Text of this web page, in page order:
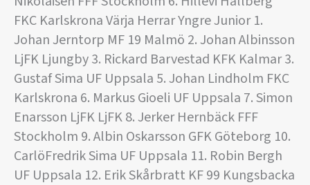
FKC Karlskrona Värja Herrar Yngre Junior 1.
Johan Jerntorp MF 19 Malmö 2. Johan Albinsson
LjFK Ljungby 3. Rickard Barvestad KFK Kalmar 3.
Gustaf Sima UF Uppsala 5. Johan Lindholm FKC
Karlskrona 6. Markus Gioeli UF Uppsala 7. Simon
Enarsson LjFK LjFK 8. Jerker Hernbäck FFF
Stockholm 9. Albin Oskarsson GFK Göteborg 10.
CarlöFredrik Sima UF Uppsala 11. Robin Bergh
UF Uppsala 12. Erik Skårbratt KF 99 Kungsbacka